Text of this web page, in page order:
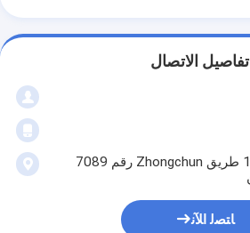
تفاصيل الاتصال
غرفة 231 ، المبنى رقم 1 طريق Zhongchun رقم 7089
ﺎﺘﺼﻟ ﺍﻶﻧ